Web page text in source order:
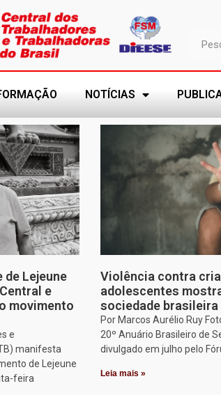
NOTÍCIAS
de Lejeune
e
movimento
e
manifesta
de Lejeune
feira
Violência contra
adolescentes
sociedade brasileira
Por Marcos Aurélio Ruy
20º Anuário Brasileiro de
divulgado em julho pelo
Leia mais »